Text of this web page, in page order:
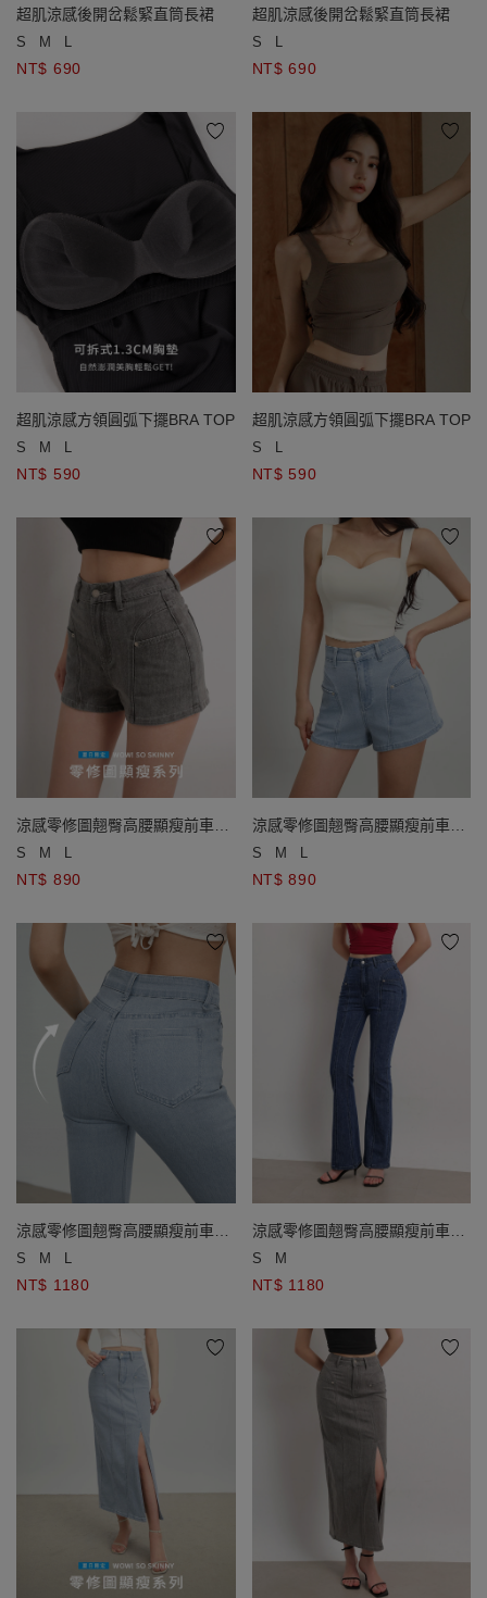
超肌涼感後開岔鬆緊直筒長裙
S M L
NT$ 690
超肌涼感後開岔鬆緊直筒長裙
S L
NT$ 690
超肌涼感方領圓弧下擺BRA TOP
S M L
NT$ 590
超肌涼感方領圓弧下擺BRA TOP
S L
NT$ 590
涼感零修圖翹臀高腰顯瘦前車線
牛仔短褲
S M L
NT$ 890
涼感零修圖翹臀高腰顯瘦前車線
牛仔短褲
S M L
NT$ 890
涼感零修圖翹臀高腰顯瘦前車線
牛仔喇叭褲
S M L
NT$ 1180
涼感零修圖翹臀高腰顯瘦前車線
牛仔喇叭褲
S M
NT$ 1180